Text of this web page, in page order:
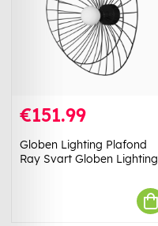
€151.99
Globen Lighting Plafond
Ray Svart Globen Lighting